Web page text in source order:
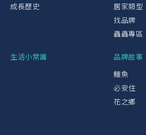
成長歷史
居家類型
找品牌
蟲蟲專區
生活小常識
品牌故事
鱷魚
必安住
花之鄉